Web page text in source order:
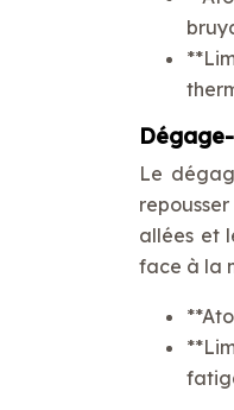
Le
allées et
face à la